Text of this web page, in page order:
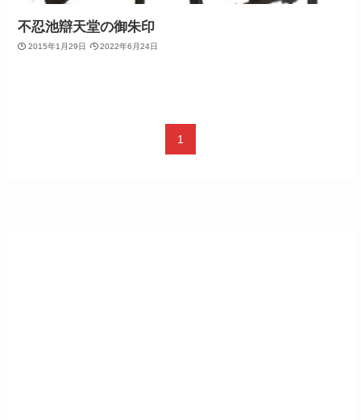
不忍池辯天堂の御朱印
2015年1月29日 2022年6月24日
1